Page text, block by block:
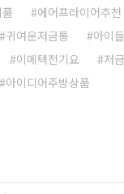
에어프라이어추천
귀여운저금통
아이
이메텍전기요
저
아이디어주방상품